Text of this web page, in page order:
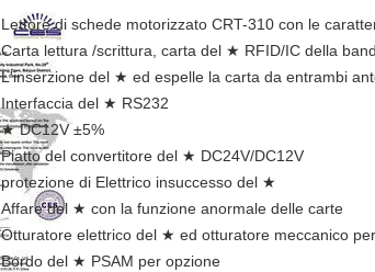
Lettore di schede motorizzato CRT-310 con le
Carta lettura /scrittura, carta del ★ RFID/IC della
L'inserzione del ★ ed espelle la carta da entrambi
Interfaccia del ★ RS232
★ DC12V ±5%
Piatto del convertitore del ★ DC24V/DC12V
protezione di Elettrico insuccesso del ★
Affare del ★ con la funzione anormale delle carte
Otturatore elettrico del ★ ed otturatore meccanico
Bordo del ★ PSAM per opzione